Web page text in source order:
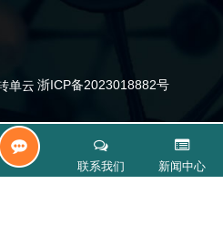
浙ICP备2023018882号
新闻中心
联系我们